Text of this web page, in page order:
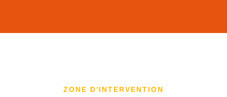
ZONE D'INTERVENTION